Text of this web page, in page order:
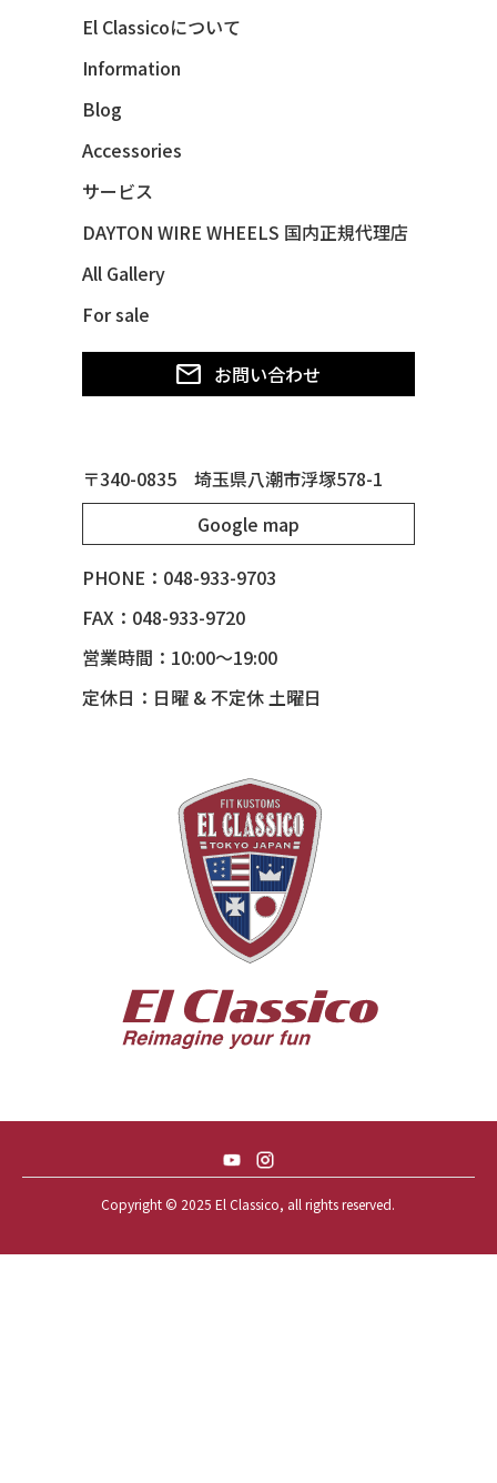
47 CHEVY FLEETMASTER CONV
48 CHEVY 3100 *Q-CHINCO
48 CHEVY FLEET AEROSEDAN
48 CHEVY FLEETMASTER CONV
49 MERCURY *MERC9*
50 CHEVY STYLE-LINE*BUBBLES
50 CHEVY SUBURBAN
51 MERCURY *ART MORRISON
53 CHEVY BEL-AIR
55 BUICK ROADMASTER
55 CHEVY HANDYMAN WAGON
56 BUICK SPECIAL * 565 *
56 CHEVY BEL-AIR * KOMO *
56 CHEVY BEL-AIR *SPARKLE 56
57 CHEVY BEL-AIR CONVERTIBLE
57 CHEVY NOMAD *ACID 57*
59 CADILLAC COUPE DEVILLE
59 CHEVY APACHE *アパ太郎
El Classicoについて
Information
Blog
Accessories
サービス
DAYTON WIRE WHEELS 国内正規代理店
All Gallery
For sale
お問い合わせ
〒340-0835 埼玉県八潮市浮塚578-1
Google map
PHONE：048-933-9703
FAX：048-933-9720
営業時間：10:00～19:00
定休日：日曜 & 不定休 土曜日
Copyright © 2025 El Classico, all rights reserved.️